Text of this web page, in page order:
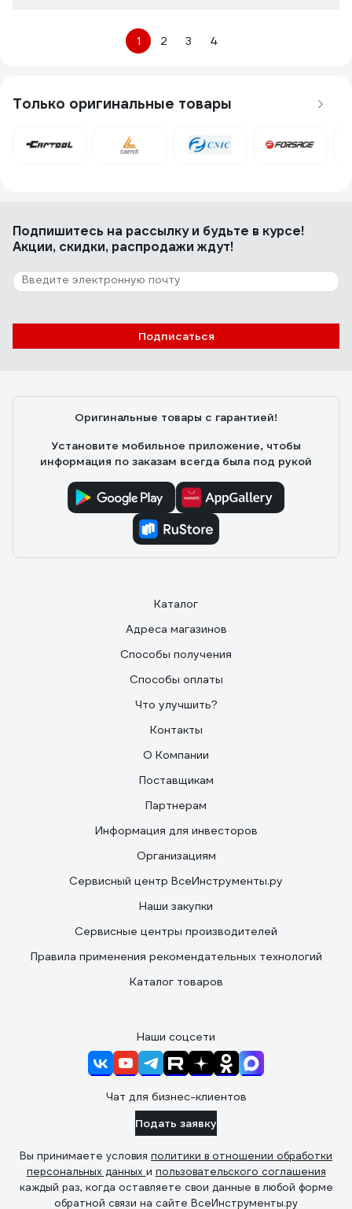
1 2 3 4
Только оригинальные товары
Подпишитесь на рассылкуи будьте в курсе!
Акции, скидки, распродажи ждут!
Подписаться
Оригинальные товары с гарантией!
Установите мобильное приложение, чтобы
информация по заказам всегда была под рукой
Каталог
Адреса магазинов
Способы получения
Способы оплаты
Что улучшить?
Контакты
О Компании
Поставщикам
Партнерам
Информация для инвесторов
Организациям
Сервисный центр ВсеИнструменты.ру
Наши закупки
Сервисные центры производителей
Правила применения рекомендательных технологий
Каталог товаров
Наши соцсети
Чат для бизнес-клиентов
Подать заявку
Вы принимаете условия политики в отношении обработки
персональных данных и пользовательского соглашения
каждый раз, когда оставляете свои данные в любой форме
обратной связи на сайте ВсеИнструменты.ру